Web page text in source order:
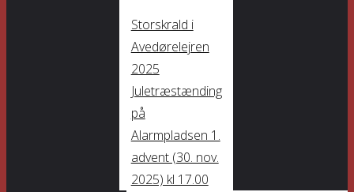
Storskrald i
Avedørelejren
2025
Juletræstænding
på
Alarmpladsen 1.
advent (30. nov.
2025) kl 17.00